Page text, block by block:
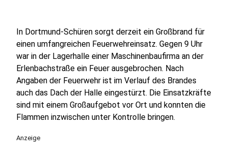
In Dortmund-Schüren sorgt derzeit ein Großbrand für
einen umfangreichen Feuerwehreinsatz. Gegen 9 Uhr
war in der Lagerhalle einer Maschinenbaufirma an der
Erlenbachstraße ein Feuer ausgebrochen. Nach
Angaben der Feuerwehr ist im Verlauf des Brandes
auch das Dach der Halle eingestürzt. Die Einsatzkräfte
sind mit einem Großaufgebot vor Ort und konnten die
Flammen inzwischen unter Kontrolle bringen.
Anzeige